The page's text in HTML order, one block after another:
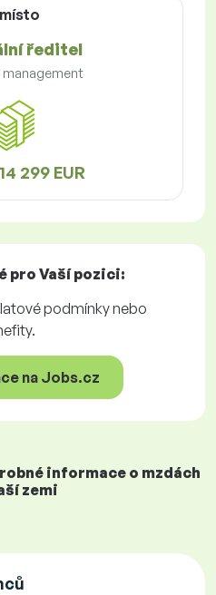
místo
ředitel
management
299 EUR
pro Vaší pozici:
podmínky nebo
na Jobs.cz
informace o mzdách
zemi